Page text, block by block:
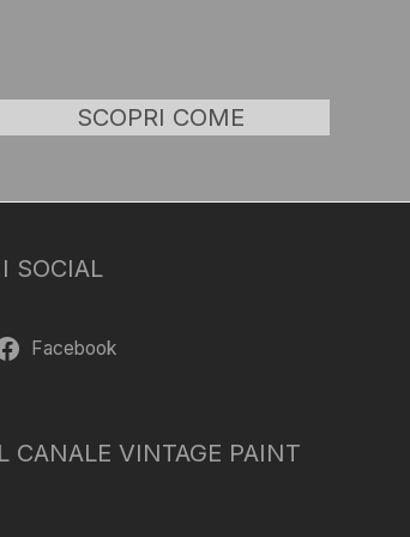
SCOPRI COME
SOCIAL
Facebook
CANALE VINTAGE PAINT